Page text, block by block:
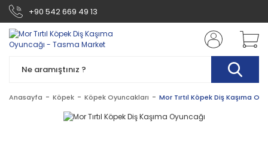
+90 542 669 49 13
Anasayfa Köpek Köpek Oyuncakları Mor Tırtıl Köpek Diş Kaşıma